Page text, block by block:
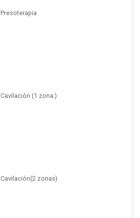
Presoterapia
Cavilación (1 zona.)
Cavilación(2 zonas)